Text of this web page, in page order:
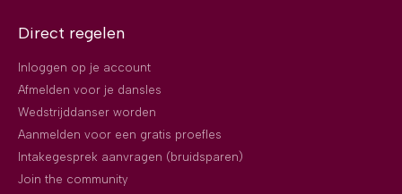
Direct regelen
Inloggen op je account
Afmelden voor je dansles
Wedstrijddanser worden
Aanmelden voor een gratis proefles
Intakegesprek aanvragen (bruidsparen)
Join the community